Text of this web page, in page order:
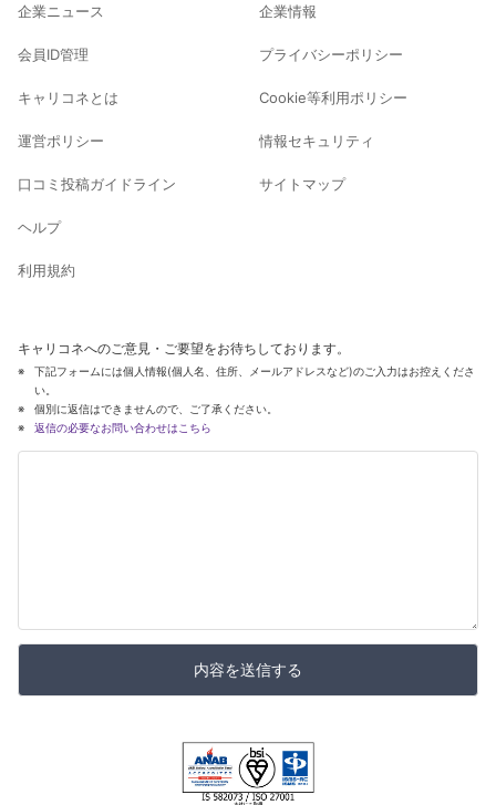
企業ニュース
会員ID管理
キャリコネとは
運営ポリシー
口コミ投稿ガイドライン
ヘルプ
利用規約
企業情報
プライバシーポリシー
Cookie等利用ポリシー
情報セキュリティ
サイトマップ
キャリコネへのご意見・ご要望をお待ちしております。
下記フォームには個人情報(個人名、住所、メールアドレスなど)のご入力はお控えくださ
い。
個別に返信はできませんので、ご了承ください。
返信の必要なお問い合わせはこちら
内容を送信する